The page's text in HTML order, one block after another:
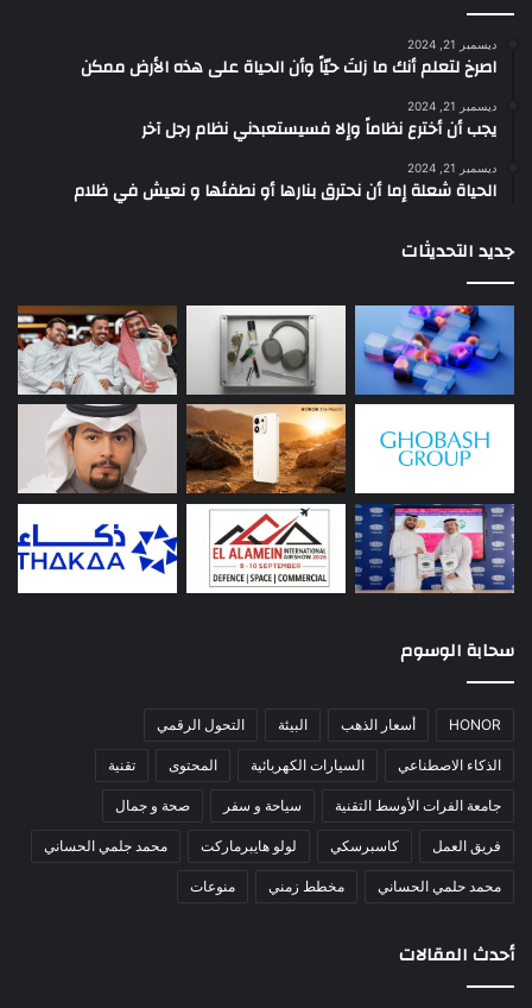
ديسمبر 21, 2024
‫اصرخ لتعلم أنك ما زلتَ حيّاً وأن الحياة على هذه الأرض ممكن
ديسمبر 21, 2024
يجب أن أخترع نظاماً وإلا فسيستعبدني نظام رجل آخر
ديسمبر 21, 2024
الحياة شعلة إما أن نحترق بنارها أو نطفئها و نعيش في ظلام
جديد التحديثات
سحابة الوسوم
HONOR أسعار الذهب البيئة التحول الرقمي
الذكاء الاصطناعي السيارات الكهربائية المحتوى تقنية
جامعة الفرات الأوسط التقنية سياحة و سفر صحة و جمال
فريق العمل كاسبرسكي لولو هايبرماركت محمد جلمي الحساني
محمد حلمي الحساني مخطط زمني منوعات
أحدث المقالات